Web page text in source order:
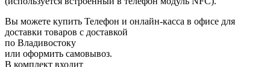
Вы можете купить Телефон и онлайн-касса в офисе для
доставки товаров с доставкой
по Владивостоку
или оформить самовывоз.
В комплект входит